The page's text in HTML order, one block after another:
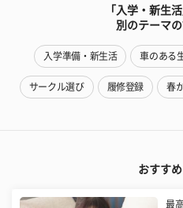
「入学・新生
別のテーマ
入学準備・新生活 車のある
サークル選び 履修登録 春
おすす
最